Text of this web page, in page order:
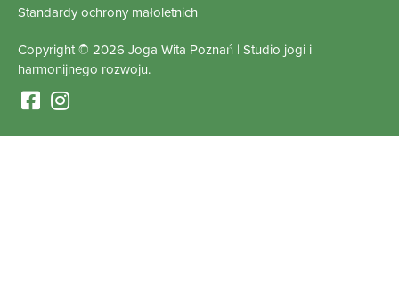
Standardy ochrony małoletnich
Copyright © 2026 Joga Wita Poznań | Studio jogi i
harmonijnego rozwoju.